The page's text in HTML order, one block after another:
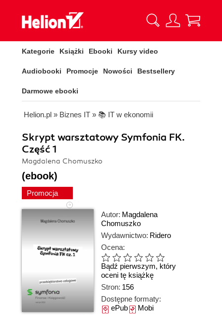
Kategorie Książki Ebooki Kursy video
Audiobooki Promocje Nowości Bestsellery
Darmowe ebooki
Helion.pl » Biznes IT » 📚 IT w ekonomii
Skrypt warsztatowy Symfonia FK.
Część 1
Magdalena Chomuszko
(ebook)
Promocja
Autor: Magdalena
Chomuszko
Wydawnictwo: Ridero
Ocena:
Bądź pierwszym, który
oceni tę książkę
Stron: 156
Dostępne formaty:
ePubMobi